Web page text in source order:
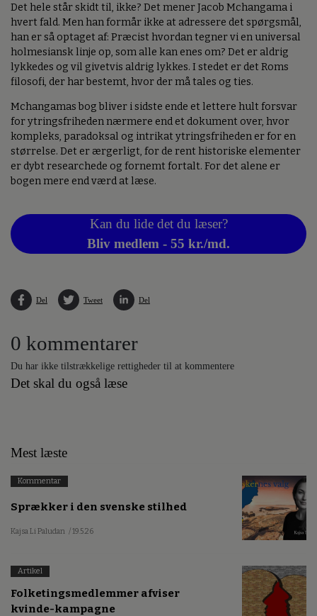
Det hele står skidt til, ikke? Det mener Jacob Mchangama i
hvert fald. Men han formår ikke at adressere det spørgsmål,
han er så optaget af: Præcist hvordan tegner vi en universal
holmesiansk linje op, som alle kan enes om? Det er aldrig
lykkedes og vil givetvis aldrig lykkes. I stedet er det Roms
filosofi, der har bestemt, hvor der må tales og ties.
Mchangamas bog bliver i sidste ende et lettere hult forsvar
for ytringsfriheden nærmere end et dokument over, hvor
kompleks, paradoksal og intrikat ytringsfriheden er for en
størrelse. Det er ærgerligt, for de rent historiske elementer
er dybt researchede og fornemt fortalt. For det alene er
bogen mere end værd at læse.
Kan du lide det du læser?
Bliv medlem - 55 kr./md.
Del Tweet Del
0 kommentarer
Du har ikke tilstrækkelige rettigheder til at kommentere
Det skal du også læse
Mest læste
Kommentar
Sprækker i den svenske stilhed
Kajsa Li Paludan / 19.5.26
Artikel
Folketingsmedlemmer afviser
kvinde-kampagne